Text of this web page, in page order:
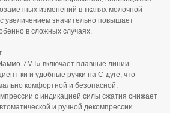
изменений в тканях молочной
увеличением значительно повышает
в сложных случаях.
7МТ» включает плавные линии
ки и удобные ручки на С-дуге, что
комфортной и безопасной.
с индикацией силы сжатия снижает
и ручной декомпрессии